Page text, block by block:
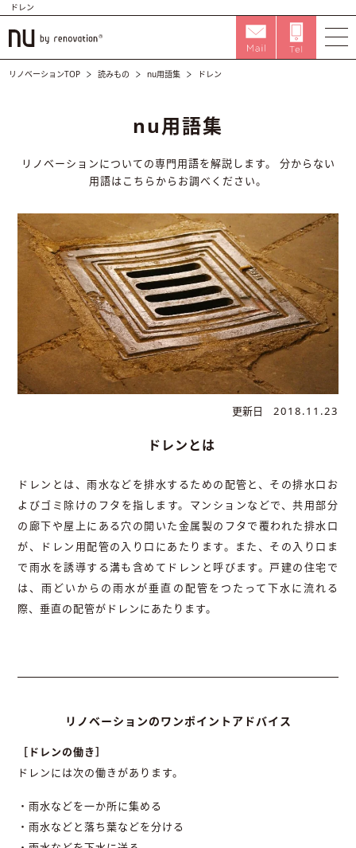
ドレン
リノベーションTOP 読みもの nu用語集 ドレン
nu用語集
リノベーションについての専門用語を解説します。
分からない
用語はこちらからお調べください。
更新日 2018.11.23
ドレンとは
ドレンとは、雨水などを排水するための配管と、その排水口お
よびゴミ除けのフタを指します。マンションなどで、共用部分
の廊下や屋上にある穴の開いた金属製のフタで覆われた排水口
が、ドレン用配管の入り口にあたります。また、その入り口ま
で雨水を誘導する溝も含めてドレンと呼びます。戸建の住宅で
は、雨どいからの雨水が垂直の配管をつたって下水に流れる
際、垂直の配管がドレンにあたります。
リノベーションのワンポイントアドバイス
［ドレンの働き］
ドレンには次の働きがあります。
・雨水などを一か所に集める
・雨水などと落ち葉などを分ける